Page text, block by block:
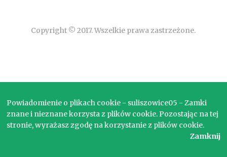
Copyright © 2017. Wszelkie prawa zastrzeżone.
Powiadomienie o plikach cookie - suliszowice05 - Zamki
znane i nieznane korzysta z plików cookie. Pozostając na tej
stronie, wyrażasz zgodę na korzystanie z plików cookie.
Zamknij